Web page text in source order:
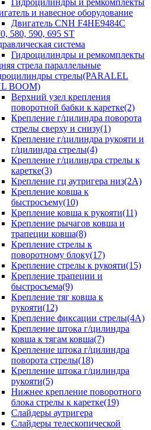
Гидроцилиндры и ремкомплекты
и навесное оборудование
Двигатель CNH F4HE9484C
580, 590, 695 ST
система
Гидроцилиндры и ремкомплекты
стрела параллельные
стрелы(PARALEL
BOOM)
Верхний узел крепления
поворотной бабки к каретке(2)
Крепление г/цилиндра поворота
стрелы сверху и снизу(1)
Крепление г/цилиндра рукояти и
г/цилиндра стрелы(4)
Крепление г/цилиндра стрелы к
каретке(3)
Крепление гц аутригера низ(2А)
Крепление ковша к
быстросъему(10)
Крепление ковша к рукояти(11)
Крепление рычагов ковша и
трапеции ковша(8)
Крепление стрелы к
поворотному блоку(17)
Крепление стрелы к рукояти(15)
Крепление трапеции и
быстросъема(9)
Крепление тяг ковша к
рукояти(12)
Крепление фиксации стрелы(4A)
Крепление штока г/цилиндра
ковша к тягам ковша(7)
Крепление штока г/цилиндра
поворота стрелы(18)
Крепление штока г/цилиндра
рукояти(5)
Нижнее крепление поворотного
блока стрелы к каретке(19)
Слайдеры аутригера
Слайдеры телескопической